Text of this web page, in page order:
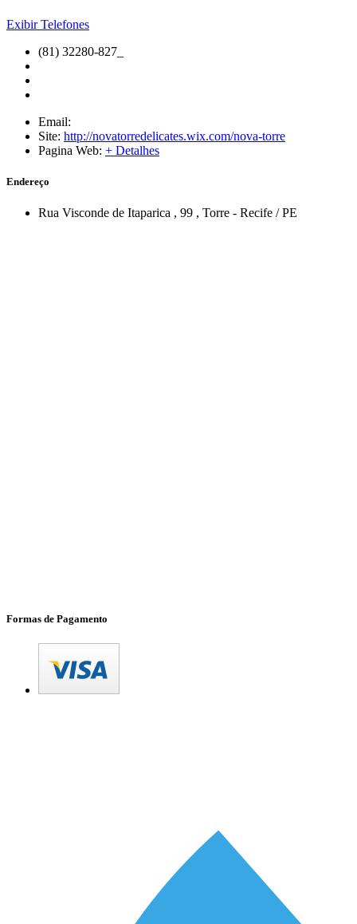
Exibir Telefones
(81) 32280-827_
Email:
Site: http://novatorredelicates.wix.com/nova-torre
Pagina Web: + Detalhes
Endereço
Rua Visconde de Itaparica , 99 , Torre - Recife /PE
Formas de Pagamento